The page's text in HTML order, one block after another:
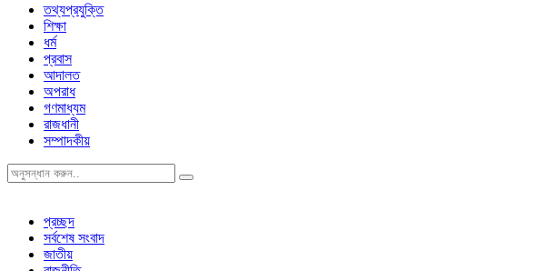
তথ্যপ্রযুক্তি
শিক্ষা
ধর্ম
প্রবাস
আদালত
অপরাধ
গণমাধ্যম
রাজধানী
সম্পাদকীয়
প্রচ্ছদ
সর্বশেষ সংবাদ
জাতীয়